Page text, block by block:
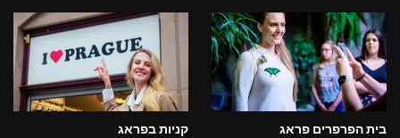
בית הפרפרים פראג קניות בפראג